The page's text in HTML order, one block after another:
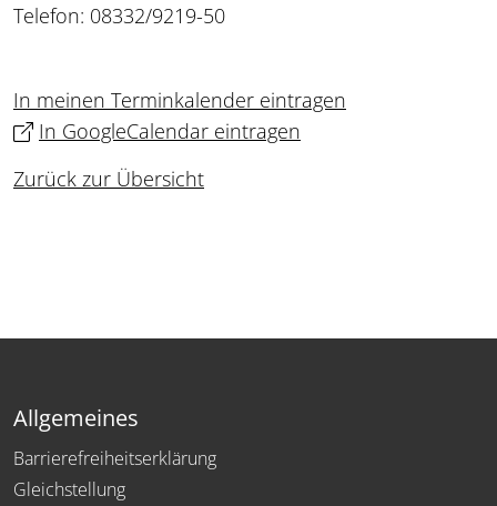
Telefon: 08332/9219-50
In meinen Terminkalender eintragen
In GoogleCalendar eintragen
Zurück zur Übersicht
Allgemeines
Barrierefreiheitserklärung
Gleichstellung